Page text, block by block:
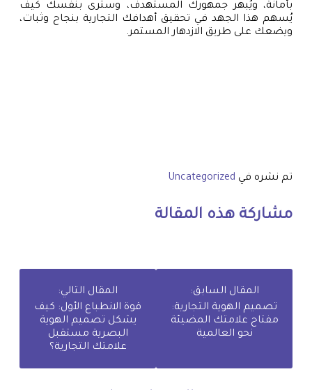
بأمانة، ويُبهر جمهورك المستهدف، وسترى بنفسك كيف
يُسهم هذا الجهد في تحقيق أهدافك التجارية بنجاح وثبات،
ويضعك على طريق الازدهار المستمر.
تم نشره في Uncategorized
مشاركة هذه المقالة
المقال السابق:
تصميم الهوية التجارية:
مفتاح علامتك المضيئة
نحو العالمية
المقال التالي:
قوة الانطباع الأول: كيف
يشكل تصميم الهوية
البصرية مستقبل
علامتك التجارية؟